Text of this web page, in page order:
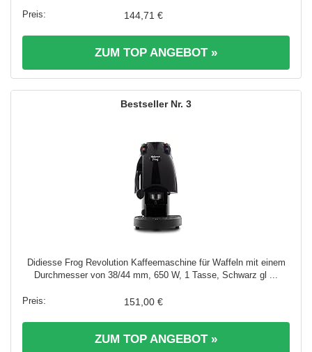
144,71 €
ZUM TOP ANGEBOT »
3
Didiesse Frog Revolution Kaffeemaschine für Waffeln mit einem
Durchmesser von 38/44 mm, 650 W, 1 Tasse, Schwarz gl ...
151,00 €
ZUM TOP ANGEBOT »